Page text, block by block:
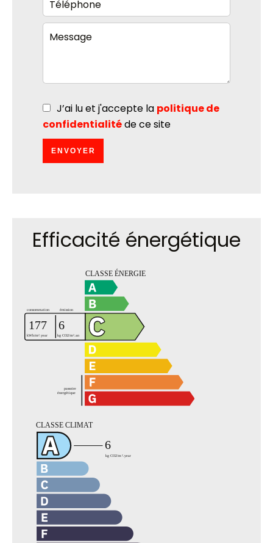
J’ai lu et j'accepte la politique de
confidentialitéde ce site
ENVOYER
Efficacité énergétique